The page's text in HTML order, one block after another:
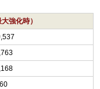
強化時）